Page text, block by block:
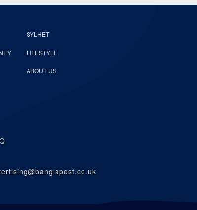
SYLHET
LIFESTYLE
ABOUT US